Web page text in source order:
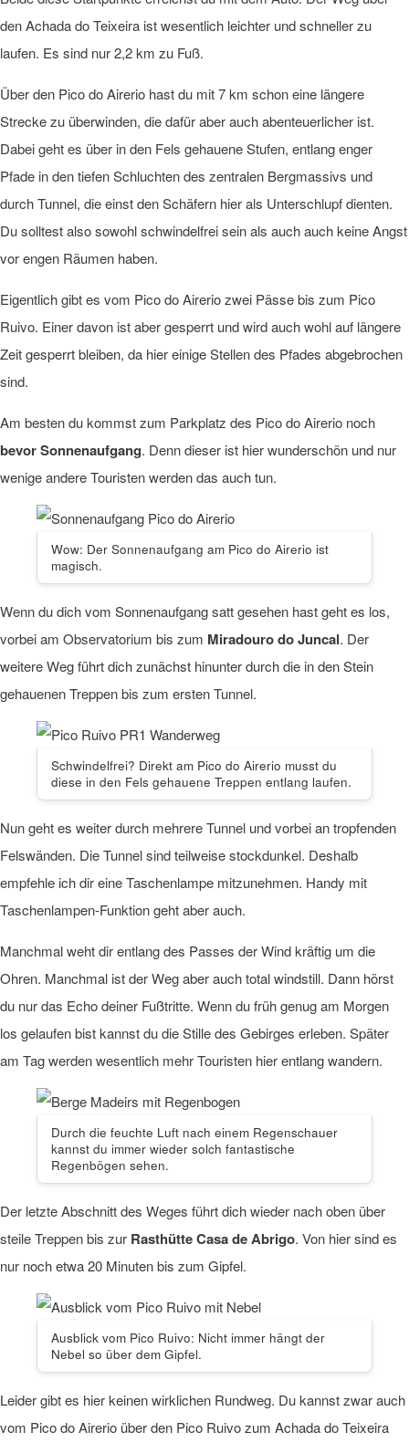
den Achada do Teixeira ist wesentlich leichter und schneller zu
laufen. Es sind nur 2,2 km zu Fuß.
Über den Pico do Airerio hast du mit 7 km schon eine längere
Strecke zu überwinden, die dafür aber auch abenteuerlicher ist.
Dabei geht es über in den Fels gehauene Stufen, entlang enger
Pfade in den tiefen Schluchten des zentralen Bergmassivs und
durch Tunnel, die einst den Schäfern hier als Unterschlupf dienten.
Du solltest also sowohl schwindelfrei sein als auch auch keine Angst
vor engen Räumen haben.
Eigentlich gibt es vom Pico do Airerio zwei Pässe bis zum Pico
Ruivo. Einer davon ist aber gesperrt und wird auch wohl auf längere
Zeit gesperrt bleiben, da hier einige Stellen des Pfades abgebrochen
sind.
Am besten du kommst zum Parkplatz des Pico do Airerio noch
bevor Sonnenaufgang. Denn dieser ist hier wunderschön und nur
wenige andere Touristen werden das auch tun.
Wow: Der Sonnenaufgang am Pico do Airerio ist
magisch.
Wenn du dich vom Sonnenaufgang satt gesehen hast geht es los,
vorbei am Observatorium bis zum Miradouro do Juncal. Der
weitere Weg führt dich zunächst hinunter durch die in den Stein
gehauenen Treppen bis zum ersten Tunnel.
Schwindelfrei? Direkt am Pico do Airerio musst du
diese in den Fels gehauene Treppen entlang laufen.
Nun geht es weiter durch mehrere Tunnel und vorbei an tropfenden
Felswänden. Die Tunnel sind teilweise stockdunkel. Deshalb
empfehle ich dir eine Taschenlampe mitzunehmen. Handy mit
Taschenlampen-Funktion geht aber auch.
Manchmal weht dir entlang des Passes der Wind kräftig um die
Ohren. Manchmal ist der Weg aber auch total windstill. Dann hörst
du nur das Echo deiner Fußtritte. Wenn du früh genug am Morgen
los gelaufen bist kannst du die Stille des Gebirges erleben. Später
am Tag werden wesentlich mehr Touristen hier entlang wandern.
Durch die feuchte Luft nach einem Regenschauer
kannst du immer wieder solch fantastische
Regenbögen sehen.
Der letzte Abschnitt des Weges führt dich wieder nach oben über
steile Treppen bis zur Rasthütte Casa de Abrigo. Von hier sind es
nur noch etwa 20 Minuten bis zum Gipfel.
Ausblick vom Pico Ruivo: Nicht immer hängt der
Nebel so über dem Gipfel.
Leider gibt es hier keinen wirklichen Rundweg. Du kannst zwar auch
vom Pico do Airerio über den Pico Ruivo zum Achada do Teixeira